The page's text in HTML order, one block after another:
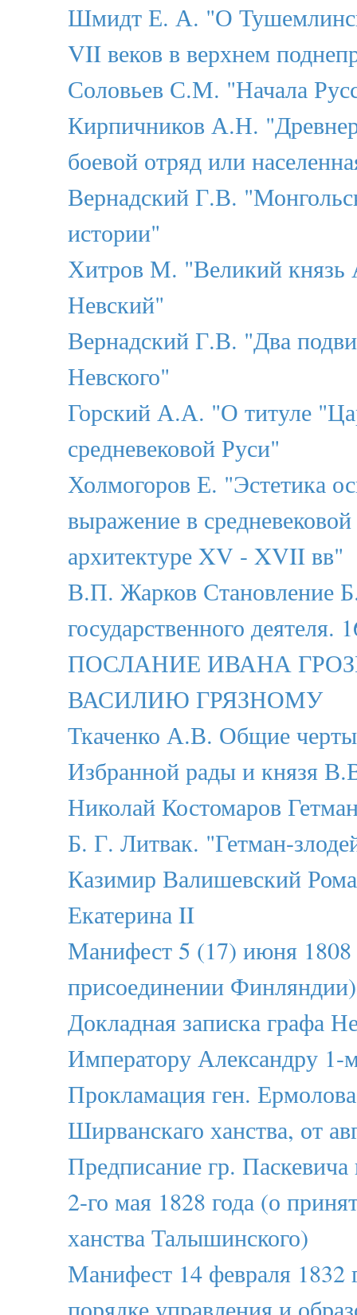
Шмидт Е. А. "О
VII веков в верхнем
Соловьев С.М. "Начала
Кирпичников А.Н.
боевой отряд или
Вернадский Г.В.
истории"
Хитров М. "Великий князь
Невский"
Вернадский Г.В. "Два
Невского"
Горский А.А. "О титуле
средневековой Руси"
Холмогоров Е. "Эстетика
выражение в
архитектуре XV - XVII вв"
В.П. Жарков Становление
государственного деятеля.
ПОСЛАНИЕ ИВАНА
ВАСИЛИЮ ГРЯЗНОМУ
Ткаченко А.В. Общие
Избранной рады и князя
Николай Костомаров
Б. Г. Литвак. "Гетман-
Казимир Валишевский
Екатерина II
Манифест 5 (17) июня 1808
присоединении Финляндии)
Докладная записка графа
Императору Александру 1-
Прокламация ген.
Ширванскаго ханства, от
Предписание гр.
2-го мая 1828 года (о
ханства Талышинского)
Манифест 14 февраля 1832